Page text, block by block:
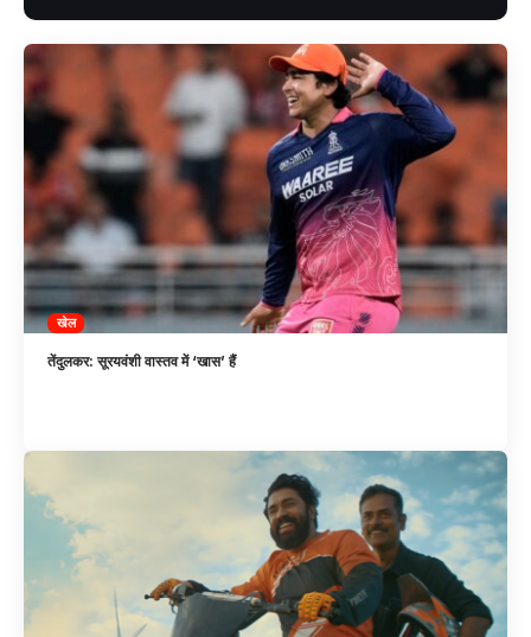
खेल
तेंदुलकर: सूरयवंशी वास्तव में ‘खास’ हैं